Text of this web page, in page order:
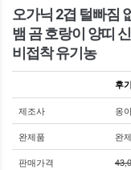
오가닉 2겹 털빠짐
뱀 곰 호랑이 양띠
비접착 유기농
후
제조사 옹
완제품
완
판매가격